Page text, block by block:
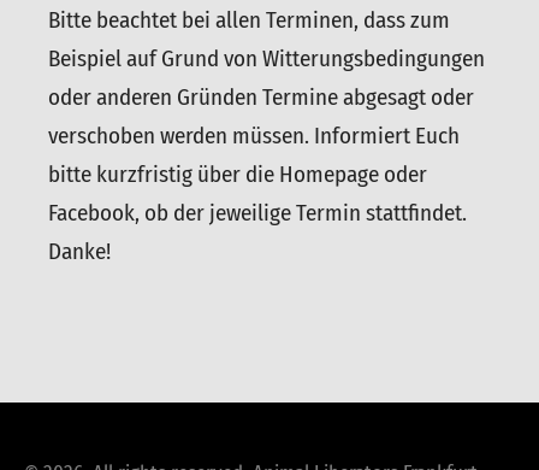
Bitte beachtet bei allen Terminen, dass zum
Beispiel auf Grund von Witterungsbedingungen
oder anderen Gründen Termine abgesagt oder
verschoben werden müssen. Informiert Euch
bitte kurzfristig über die Homepage oder
Facebook, ob der jeweilige Termin stattfindet.
Danke!